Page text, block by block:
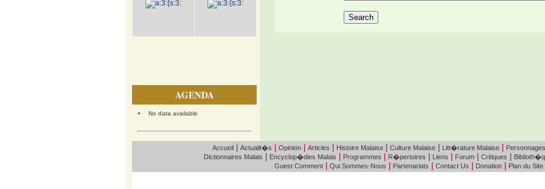
AGENDA
No data available
Accueil| Actualit�s Opinion| Articles Histoire Malaise| Culture Malaise| Litt�rature Malaise| Personnages
Dictionnaires Malais
Encyclop�dies Malais Programmes R�pertoires Liens Forum Critiques
Guest Comment
Qui Sommes-Nous Partenariats Contact Us Donation Plan du Site